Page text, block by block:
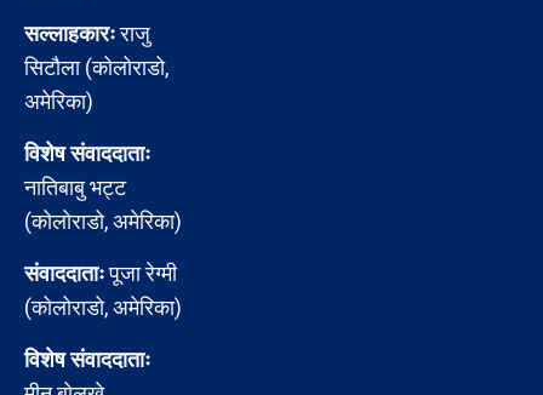
सल्लाहकारःराजु
सिटौला (कोलोराडो,
अमेरिका)
विशेष संवाददाताः
नातिबाबु भट्ट
(कोलोराडो, अमेरिका)
संवाददाताःपूजा रेग्मी
(कोलोराडो, अमेरिका)
विशेष संवाददाताः